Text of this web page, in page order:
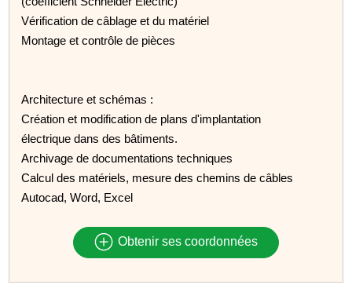
Vérification de câblage et du matériel
Montage et contrôle de pièces
Architecture et schémas :
Création et modification de plans d'implantation
électrique dans des bâtiments.
Archivage de documentations techniques
Calcul des matériels, mesure des chemins de câbles
Autocad, Word, Excel
Obtenir ses coordonnées